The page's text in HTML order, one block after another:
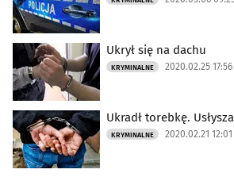
Ukrył się na dachu
KRYMINALNE 2020.02.25 17:56
Ukradł torebkę.
KRYMINALNE 2020.02.21 12:01